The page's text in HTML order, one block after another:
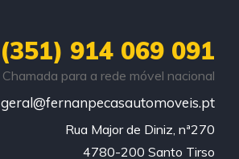
(351) 914 069 091
Chamada para a rede móvel nacional
geral@fernanpecasautomoveis.pt
Rua Major de Diniz, nª270
4780-200 Santo Tirso